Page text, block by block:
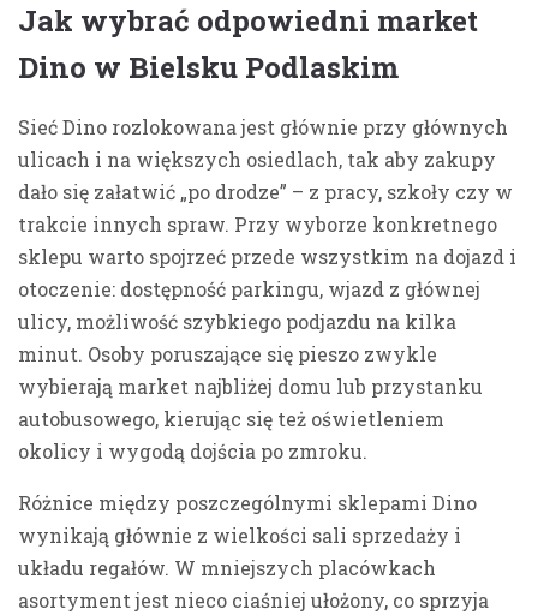
Jak wybrać odpowiedni market
Dino w Bielsku Podlaskim
Sieć Dino rozlokowana jest głównie przy głównych
ulicach i na większych osiedlach, tak aby zakupy
dało się załatwić „po drodze” – z pracy, szkoły czy w
trakcie innych spraw. Przy wyborze konkretnego
sklepu warto spojrzeć przede wszystkim na dojazd i
otoczenie: dostępność parkingu, wjazd z głównej
ulicy, możliwość szybkiego podjazdu na kilka
minut. Osoby poruszające się pieszo zwykle
wybierają market najbliżej domu lub przystanku
autobusowego, kierując się też oświetleniem
okolicy i wygodą dojścia po zmroku.
Różnice między poszczególnymi sklepami Dino
wynikają głównie z wielkości sali sprzedaży i
układu regałów. W mniejszych placówkach
asortyment jest nieco ciaśniej ułożony, co sprzyja